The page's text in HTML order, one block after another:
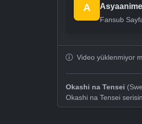
A
Fansub
Video yüklenmiyor
Okashi na Tensei
Okashi na Tensei